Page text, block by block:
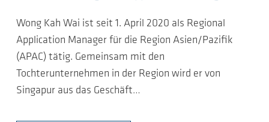
Wong Kah Wai ist seit 1. April 2020 als Regional
Application Manager für die Region Asien/Pazifik
(APAC) tätig. Gemeinsam mit den
Tochterunternehmen in der Region wird er von
Singapur aus das Geschäft…